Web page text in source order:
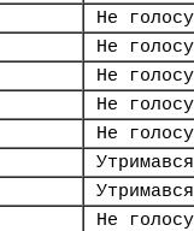
Не
Не
Не
Не
Не
Утримався
Утримався
Не